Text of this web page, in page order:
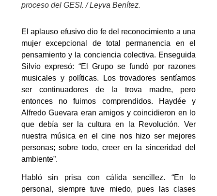
proceso del GESI. / Leyva Benítez.
El aplauso efusivo dio fe del reconocimiento a una
mujer excepcional de total permanencia en el
pensamiento y la conciencia colectiva. Enseguida
Silvio expresó: “El Grupo se fundó por razones
musicales y políticas. Los trovadores sentíamos
ser continuadores de la trova madre, pero
entonces no fuimos comprendidos. Haydée y
Alfredo Guevara eran amigos y coincidieron en lo
que debía ser la cultura en la Revolución. Ver
nuestra música en el cine nos hizo ser mejores
personas; sobre todo, creer en la sinceridad del
ambiente”.
Habló sin prisa con cálida sencillez. “En lo
personal, siempre tuve miedo, pues las clases